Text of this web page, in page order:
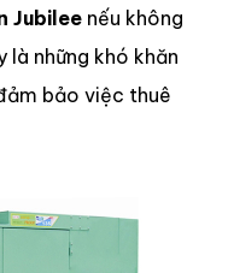
Jubilee nếu không
là những khó khăn
bảo việc thuê